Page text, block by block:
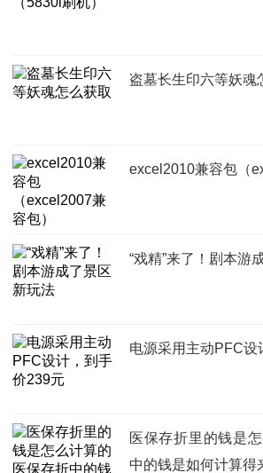
盗墓长生印六等妖魂
excel2010兼容包（
“戏精”来了！剧本游
电源采用主动PFC设
医保存折里的钱是
中的钱是如何计算得